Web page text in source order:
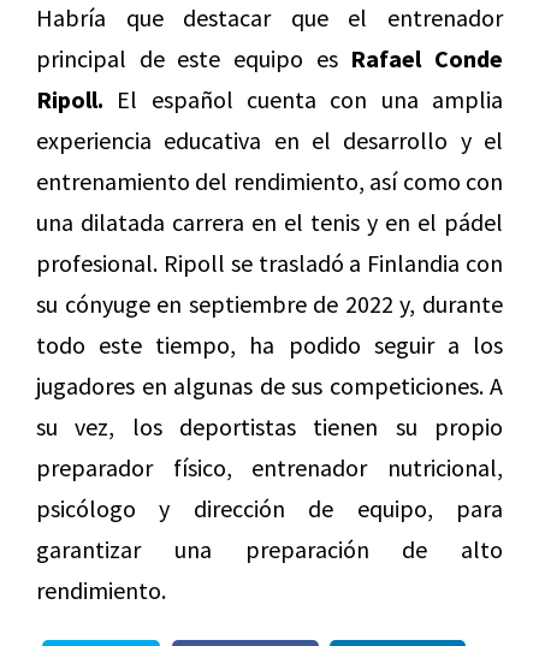
Habría que destacar que el entrenador
principal de este equipo es Rafael Conde
Ripoll. El español cuenta con una amplia
experiencia educativa en el desarrollo y el
entrenamiento del rendimiento, así como con
una dilatada carrera en el tenis y en el pádel
profesional. Ripoll se trasladó a Finlandia con
su cónyuge en septiembre de 2022 y, durante
todo este tiempo, ha podido seguir a los
jugadores en algunas de sus competiciones. A
su vez, los deportistas tienen su propio
preparador físico, entrenador nutricional,
psicólogo y dirección de equipo, para
garantizar una preparación de alto
rendimiento.